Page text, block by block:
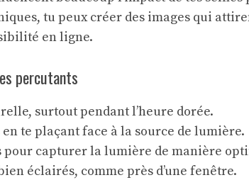
tu peux créer des images qui
en ligne.
percutants
surtout pendant l’heure dorée.
te plaçant face à la source de lumière.
pour capturer la lumière de manière
éclairés, comme près d’une fenêtre.